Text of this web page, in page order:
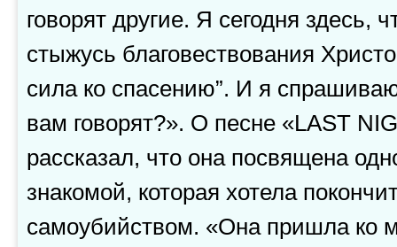
говорят другие. Я сегодня здесь,
стыжусь благовествования
сила ко спасению”. И я
вам говорят?». О песне «LAST
рассказал, что она посвящена
знакомой, которая хотела
самоубийством. «Она пришла ко